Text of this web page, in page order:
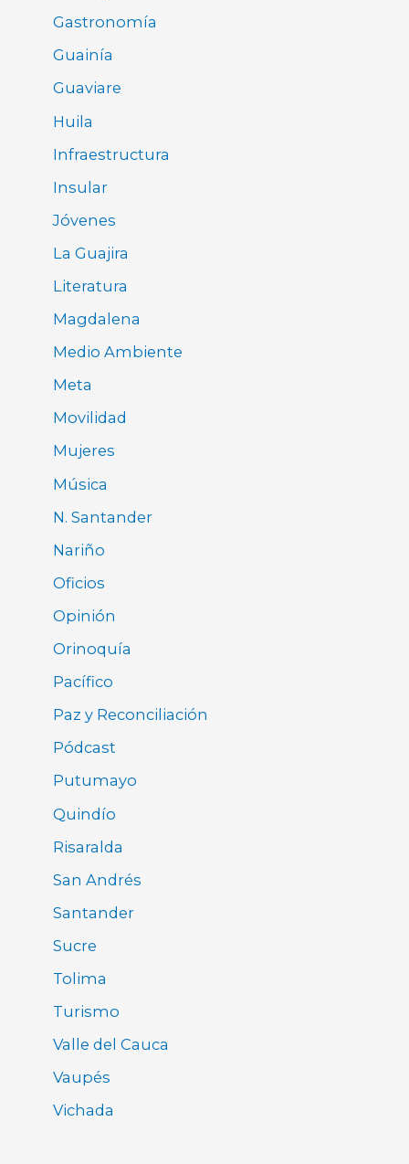
Gastronomía
Guainía
Guaviare
Huila
Infraestructura
Insular
Jóvenes
La Guajira
Literatura
Magdalena
Medio Ambiente
Meta
Movilidad
Mujeres
Música
N. Santander
Nariño
Oficios
Opinión
Orinoquía
Pacífico
Paz y Reconciliación
Pódcast
Putumayo
Quindío
Risaralda
San Andrés
Santander
Sucre
Tolima
Turismo
Valle del Cauca
Vaupés
Vichada